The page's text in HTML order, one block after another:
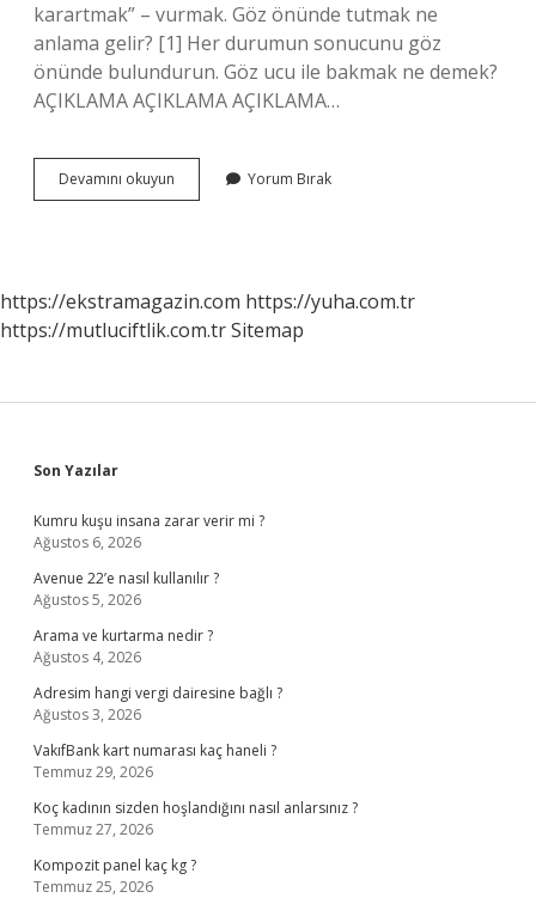
karartmak” – vurmak. Göz önünde tutmak ne
anlama gelir? [1] Her durumun sonucunu göz
önünde bulundurun. Göz ucu ile bakmak ne demek?
AÇIKLAMA AÇIKLAMA AÇIKLAMA…
Devamını okuyun Gözünün
Ucuyla
Yorum Bırak
https://ekstramagazin.com https://yuha.com.tr
https://mutluciftlik.com.trSitemap
Sidebar
Son Yazılar
Kumru kuşu insana zarar verir mi ?
Ağustos 6, 2026
Avenue 22’e nasıl kullanılır ?
Ağustos 5, 2026
Arama ve kurtarma nedir ?
Ağustos 4, 2026
Adresim hangi vergi dairesine bağlı ?
Ağustos 3, 2026
VakıfBank kart numarası kaç haneli ?
Temmuz 29, 2026
Koç kadının sizden hoşlandığını nasıl anlarsınız ?
Temmuz 27, 2026
Kompozit panel kaç kg ?
Temmuz 25, 2026